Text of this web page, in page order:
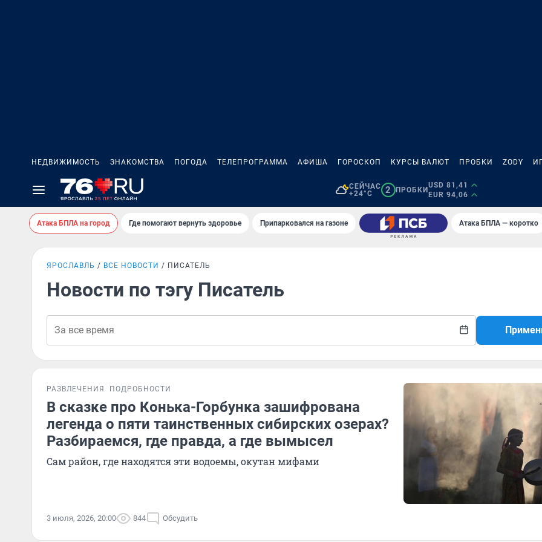
НЕДВИЖИМОСТЬ ЗНАКОМСТВА ПОГОДА ТЕЛЕПРОГРАММА АФИША ГОРОСКОП КУРСЫ ВАЛЮТ ПРОБКИ ZODY
СЕЙЧАС
+24°C
2 ПРОБКИ
USD 81,41
EUR 94,06
Атака БПЛА на город Где помогают вернуть здоровье Припарковался на газоне Атака БПЛА — коротко
ЯРОСЛАВЛЬ ВСЕ НОВОСТИ ПИСАТЕЛЬ
Новости по тэгу Писатель
РАЗВЛЕЧЕНИЯ ПОДРОБНОСТИ
В сказке про Конька-Горбунка зашифрована
легенда о пяти таинственных сибирских озерах?
Разбираемся, где правда, а где вымысел
Сам район, где находятся эти водоемы, окутан мифами
3 июля, 2026, 20:00 844 Обсудить